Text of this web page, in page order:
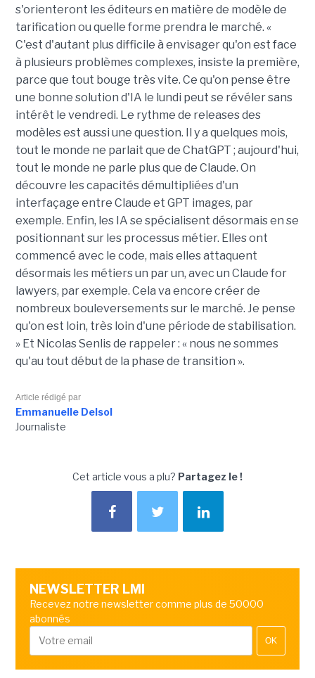
s'orienteront les éditeurs en matière de modèle de
tarification ou quelle forme prendra le marché. «
C'est d'autant plus difficile à envisager qu'on est face
à plusieurs problèmes complexes, insiste la première,
parce que tout bouge très vite. Ce qu'on pense être
une bonne solution d'IA le lundi peut se révéler sans
intérêt le vendredi. Le rythme de releases des
modèles est aussi une question. Il y a quelques mois,
tout le monde ne parlait que de ChatGPT ; aujourd'hui,
tout le monde ne parle plus que de Claude. On
découvre les capacités démultipliées d'un
interfaçage entre Claude et GPT images, par
exemple. Enfin, les IA se spécialisent désormais en se
positionnant sur les processus métier. Elles ont
commencé avec le code, mais elles attaquent
désormais les métiers un par un, avec un Claude for
lawyers, par exemple. Cela va encore créer de
nombreux bouleversements sur le marché. Je pense
qu'on est loin, très loin d'une période de stabilisation.
» Et Nicolas Senlis de rappeler : « nous ne sommes
qu'au tout début de la phase de transition ».
Article rédigé par
Emmanuelle Delsol
Journaliste
Cet article vous a plu? Partagez le !
NEWSLETTER LMI
Recevez notre newsletter comme plus de 50000
abonnés
OK